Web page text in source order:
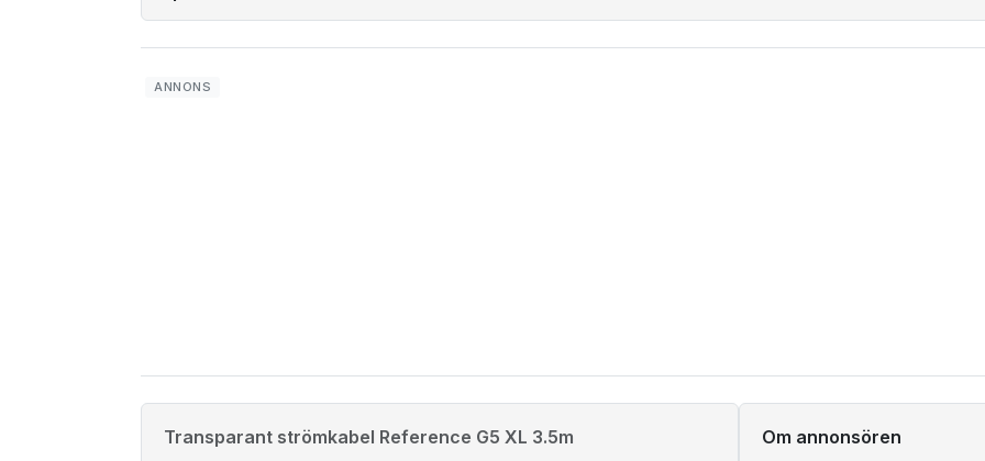
Transparant strömkabel Reference G5 XL 3.5m Om annonsören